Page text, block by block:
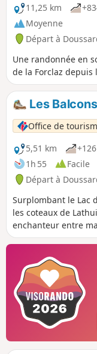
11,25 km
Moyenne
Départ à
Une randonnée en
de la Forclaz depuis
Les
Office de
5,51 km
1h 55
Facile
Départ à
Surplombant le Lac
les coteaux de
enchanteur entre
champs.